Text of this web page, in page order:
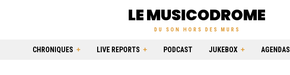
LE MUSICODROME
DU SON HORS DES MURS
CHRONIQUES LIVE REPORTS PODCAST JUKEBOX AGENDAS